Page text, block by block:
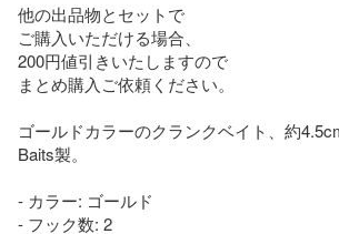
他の出品物とセットで
ご購入いただける場合、
200円値引きいたしますので
まとめ購入ご依頼ください。
ゴールドカラーのクランクベイト、約
Baits製。
- カラー: ゴールド
- フック数: 2